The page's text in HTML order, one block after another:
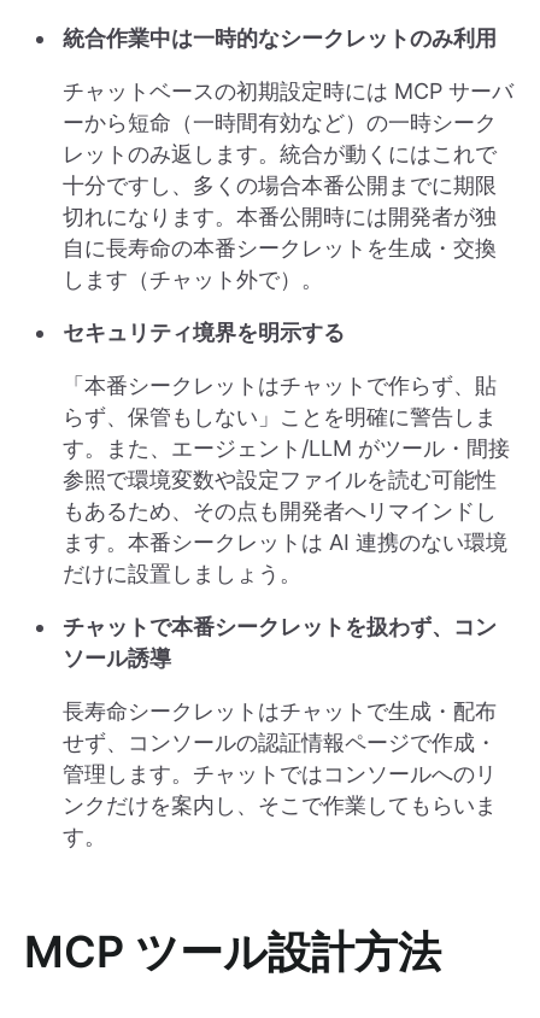
統合作業中は一時的なシークレットのみ利用
チャットベースの初期設定時には MCP サーバ
ーから短命（一時間有効など）の一時シーク
レットのみ返します。統合が動くにはこれで
十分ですし、多くの場合本番公開までに期限
切れになります。本番公開時には開発者が独
自に長寿命の本番シークレットを生成・交換
します（チャット外で）。
セキュリティ境界を明示する
「本番シークレットはチャットで作らず、貼
らず、保管もしない」ことを明確に警告しま
す。また、エージェント/LLM がツール・間接
参照で環境変数や設定ファイルを読む可能性
もあるため、その点も開発者へリマインドし
ます。本番シークレットは AI 連携のない環境
だけに設置しましょう。
チャットで本番シークレットを扱わず、コン
ソール誘導
長寿命シークレットはチャットで生成・配布
せず、コンソールの認証情報ページで作成・
管理します。チャットではコンソールへのリ
ンクだけを案内し、そこで作業してもらいま
す。
MCP ツール設計方法